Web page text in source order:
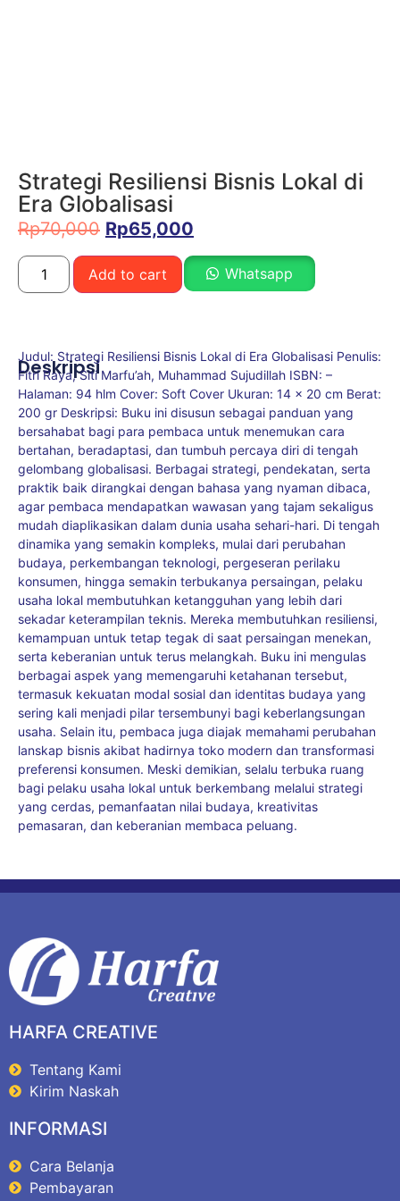
Strategi Resiliensi Bisnis Lokal di
Era Globalisasi
Rp70,000 Rp65,000
Add to cart Whatsapp
Deskripsi
Judul: Strategi Resiliensi Bisnis Lokal di Era Globalisasi Penulis:
Fitri Raya, Siti Marfu’ah, Muhammad Sujudillah ISBN: –
Halaman: 94 hlm Cover: Soft Cover Ukuran: 14 x 20 cm Berat:
200 gr Deskripsi: Buku ini disusun sebagai panduan yang
bersahabat bagi para pembaca untuk menemukan cara
bertahan, beradaptasi, dan tumbuh percaya diri di tengah
gelombang globalisasi. Berbagai strategi, pendekatan, serta
praktik baik dirangkai dengan bahasa yang nyaman dibaca,
agar pembaca mendapatkan wawasan yang tajam sekaligus
mudah diaplikasikan dalam dunia usaha sehari-hari. Di tengah
dinamika yang semakin kompleks, mulai dari perubahan
budaya, perkembangan teknologi, pergeseran perilaku
konsumen, hingga semakin terbukanya persaingan, pelaku
usaha lokal membutuhkan ketangguhan yang lebih dari
sekadar keterampilan teknis. Mereka membutuhkan resiliensi,
kemampuan untuk tetap tegak di saat persaingan menekan,
serta keberanian untuk terus melangkah. Buku ini mengulas
berbagai aspek yang memengaruhi ketahanan tersebut,
termasuk kekuatan modal sosial dan identitas budaya yang
sering kali menjadi pilar tersembunyi bagi keberlangsungan
usaha. Selain itu, pembaca juga diajak memahami perubahan
lanskap bisnis akibat hadirnya toko modern dan transformasi
preferensi konsumen. Meski demikian, selalu terbuka ruang
bagi pelaku usaha lokal untuk berkembang melalui strategi
yang cerdas, pemanfaatan nilai budaya, kreativitas
pemasaran, dan keberanian membaca peluang.
HARFA CREATIVE
Tentang Kami
Kirim Naskah
INFORMASI
Cara Belanja
Pembayaran